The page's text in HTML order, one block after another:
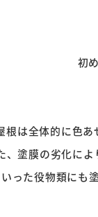
初
根は全体的に色
、塗膜の劣化によ
った役物類にも